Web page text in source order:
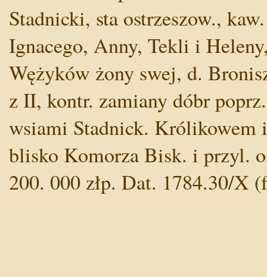
Stadnicki, sta ostrzeszow.,
Ignacego, Anny, Tekli i
Wężyków żony swej, d.
z II, kontr. zamiany dóbr
wsiami Stadnick. Królikowem
blisko Komorza Bisk. i przyl.
200. 000 złp. Dat. 1784.30/X